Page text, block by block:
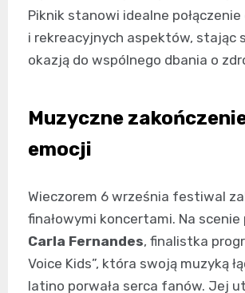
Piknik stanowi idealne
i rekreacyjnych aspektów, stając
okazją do wspólnego dbania o
Muzyczne
emocji
Wieczorem 6 września festiwal
finałowymi koncertami. Na scenie
Carla Fernandes, finalistka
Voice Kids”, która swoją muzyką
latino porwała serca fanów. Jej